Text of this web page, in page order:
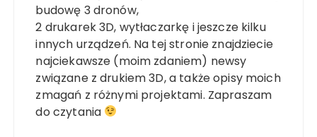
budowę 3 dronów,
2 drukarek 3D, wytłaczarkę i jeszcze kilku
innych urządzeń. Na tej stronie znajdziecie
najciekawsze (moim zdaniem) newsy
związane z drukiem 3D, a także opisy moich
zmagań z różnymi projektami. Zapraszam
do czytania